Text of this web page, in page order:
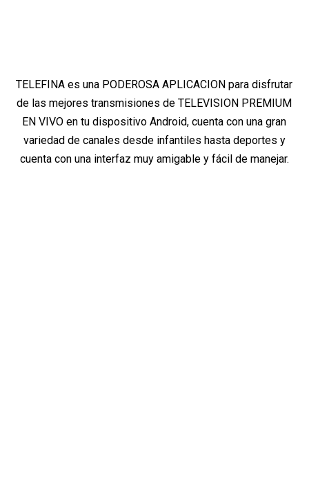
TELEFINA es una PODEROSA APLICACION para disfrutar
de las mejores transmisiones de TELEVISION PREMIUM
EN VIVO en tu dispositivo Android, cuenta con una gran
variedad de canales desde infantiles hasta deportes y
cuenta con una interfaz muy amigable y fácil de manejar.